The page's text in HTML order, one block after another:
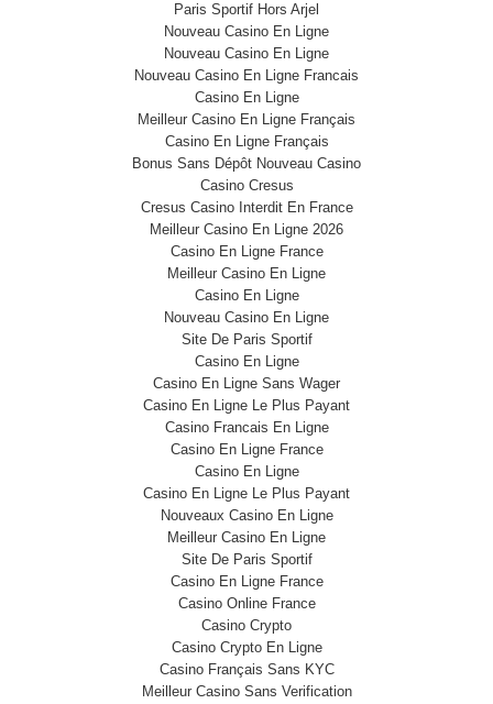
Paris Sportif Hors Arjel
Nouveau Casino En Ligne
Nouveau Casino En Ligne
Nouveau Casino En Ligne Francais
Casino En Ligne
Meilleur Casino En Ligne Français
Casino En Ligne Français
Bonus Sans Dépôt Nouveau Casino
Casino Cresus
Cresus Casino Interdit En France
Meilleur Casino En Ligne 2026
Casino En Ligne France
Meilleur Casino En Ligne
Casino En Ligne
Nouveau Casino En Ligne
Site De Paris Sportif
Casino En Ligne
Casino En Ligne Sans Wager
Casino En Ligne Le Plus Payant
Casino Francais En Ligne
Casino En Ligne France
Casino En Ligne
Casino En Ligne Le Plus Payant
Nouveaux Casino En Ligne
Meilleur Casino En Ligne
Site De Paris Sportif
Casino En Ligne France
Casino Online France
Casino Crypto
Casino Crypto En Ligne
Casino Français Sans KYC
Meilleur Casino Sans Verification